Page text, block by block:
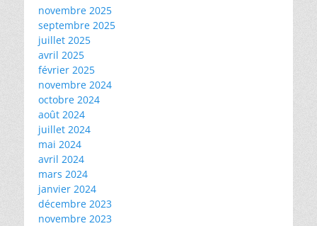
novembre 2025
septembre 2025
juillet 2025
avril 2025
février 2025
novembre 2024
octobre 2024
août 2024
juillet 2024
mai 2024
avril 2024
mars 2024
janvier 2024
décembre 2023
novembre 2023